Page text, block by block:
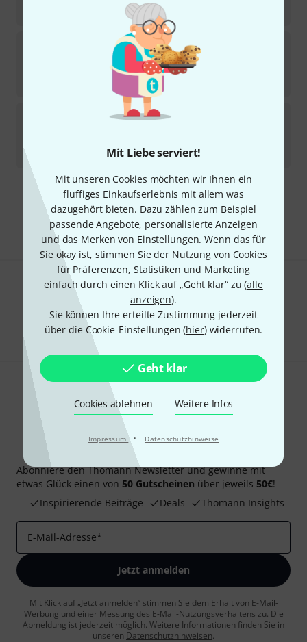
Mit Liebe serviert!
Mit unseren Cookies möchten wir Ihnen ein
fluffiges Einkaufserlebnis mit allem was
dazugehört bieten. Dazu zählen zum Beispiel
passende Angebote, personalisierte Anzeigen
und das Merken von Einstellungen. Wenn das für
Sie okay ist, stimmen Sie der Nutzung von Cookies
für Präferenzen, Statistiken und Marketing
einfach durch einen Klick auf „Geht klar“ zu (alle
anzeigen).
Sie können Ihre erteilte Zustimmung jederzeit
über die Cookie-Einstellungen (hier) widerrufen.
Geht klar
Cookies ablehnen Weitere Infos
Impressum · Datenschutzhinweise
Kentville Drums 10" Kangaroo Drum Head heavy
1
In 2–3 Wochen lieferbar
Kentville Drums15" Kangaroo Drum Head
Kostenloser Versand ab 29 €
Alle Preise inkl. MwSt.
Gefällt Ihnen, was Sie sehen?
Teilen Hilfe & Feedback
Thomann Newsletter
Abonniere den Thomann Newsletter und gewinne mit
etwas Glück einen von 50 Gutscheinen über jeweils 50€!
Inspirierende Beiträge
Deals Thomann Insights
E-Mail-Adresse*
Jetzt anmelden
Mit Klick auf „Jetzt anmelden“ stimmen Sie dem Erhalt von E-Mail-
Werbung und einer Messung des E-Mail-Nutzungsverhaltens zu. Die
Abmeldung ist jederzeit möglich. Weitere Informationen finden Sie in
unseren Datenschutzhinweisen.